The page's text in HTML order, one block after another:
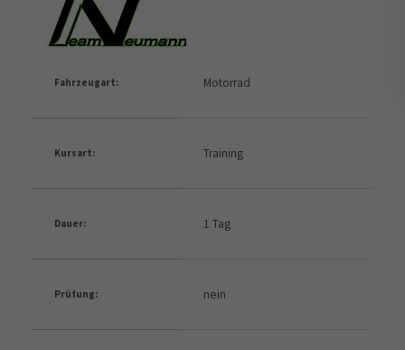
Fahrzeugart: Motorrad
Kursart: Training
Dauer: 1 Tag
Prüfung: nein